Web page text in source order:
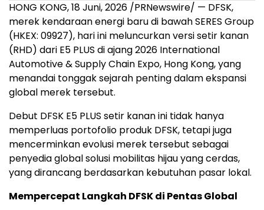
HONG KONG,18 Juni, 2026 /PRNewswire/ — DFSK,
merek kendaraan energi baru di bawah SERES Group
(HKEX: 09927), hari ini meluncurkan versi setir kanan
(RHD) dari E5 PLUS di ajang 2026 International
Automotive & Supply Chain Expo, Hong Kong, yang
menandai tonggak sejarah penting dalam ekspansi
global merek tersebut.
Debut DFSK E5 PLUS setir kanan ini tidak hanya
memperluas portofolio produk DFSK, tetapi juga
mencerminkan evolusi merek tersebut sebagai
penyedia global solusi mobilitas hijau yang cerdas,
yang dirancang berdasarkan kebutuhan pasar lokal.
Mempercepat Langkah DFSK di Pentas Global